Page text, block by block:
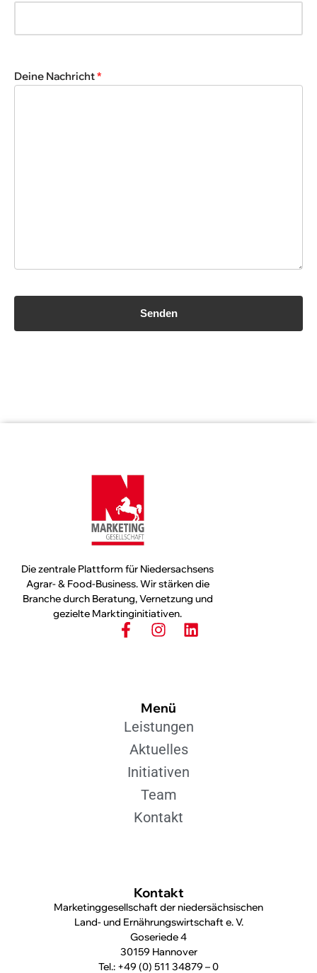
Deine Nachricht*
Die zentrale Plattform für Niedersachsens
Agrar- & Food-Business. Wir stärken die
Branche durch Beratung, Vernetzung und
gezielte Marktinginitiativen.
Kontakt
Marketinggesellschaft der niedersächsischen
Land- und Ernährungswirtschaft e. V.
Goseriede 4
30159 Hannover
Tel.: +49 (0) 511 34879 – 0
Menü
Leistungen
Aktuelles
Initiativen
Team
Kontakt